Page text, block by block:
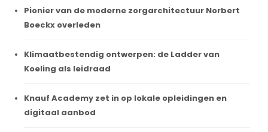
Pionier van de moderne zorgarchitectuur Norbert
Boeckx overleden
Klimaatbestendig ontwerpen: de Ladder van
Koeling als leidraad
Knauf Academy zet in op lokale opleidingen en
digitaal aanbod